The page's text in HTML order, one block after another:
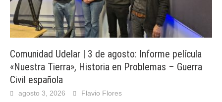
Comunidad Udelar | 3 de agosto: Informe película
«Nuestra Tierra», Historia en Problemas – Guerra
Civil española
agosto 3, 2026 Flavio Flores